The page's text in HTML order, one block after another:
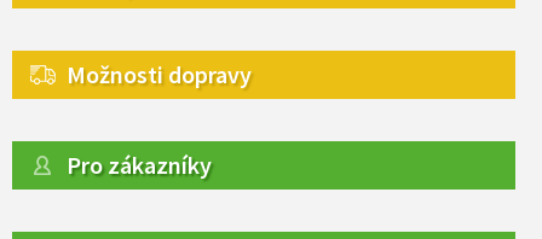
Možnosti dopravy
Pro zákazníky